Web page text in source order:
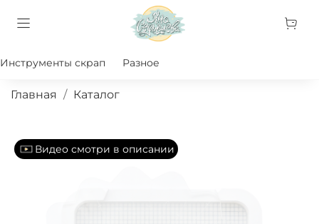
Инструменты скрап Разное
Главная Каталог
Видео смотри в описании